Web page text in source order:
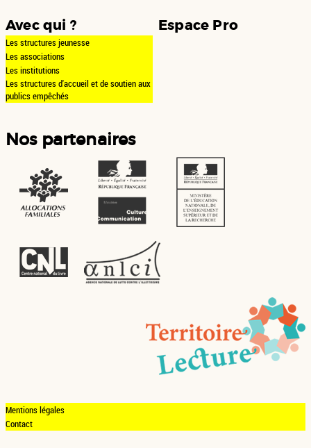
Avec qui ?
Les structures jeunesse
Les associations
Les institutions
Les structures d'accueil et de soutien aux
publics empêchés
Espace Pro
Nos partenaires
Mentions légales
Contact